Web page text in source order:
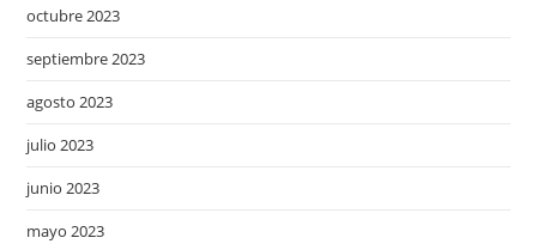
octubre 2023
septiembre 2023
agosto 2023
julio 2023
junio 2023
mayo 2023